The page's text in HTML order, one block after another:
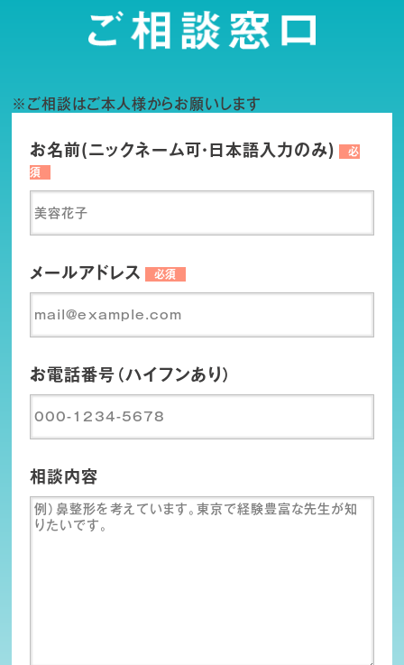
※ご相談はご本人様からお願いします
お名前(ニックネーム可・日本語入力のみ)
必
須
メールアドレス 必須
お電話番号（ハイフンあり）
相談内容